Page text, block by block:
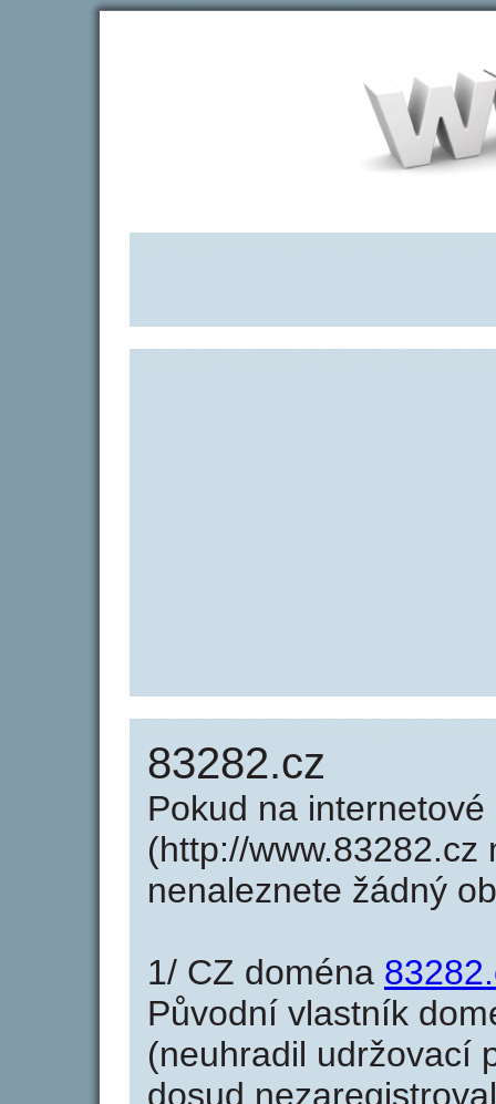
83282.cz
Pokud na
(http://www.83282.cz
nenaleznete žádný
1/ CZ doména
Původní vlastník
(neuhradil udržovací
dosud